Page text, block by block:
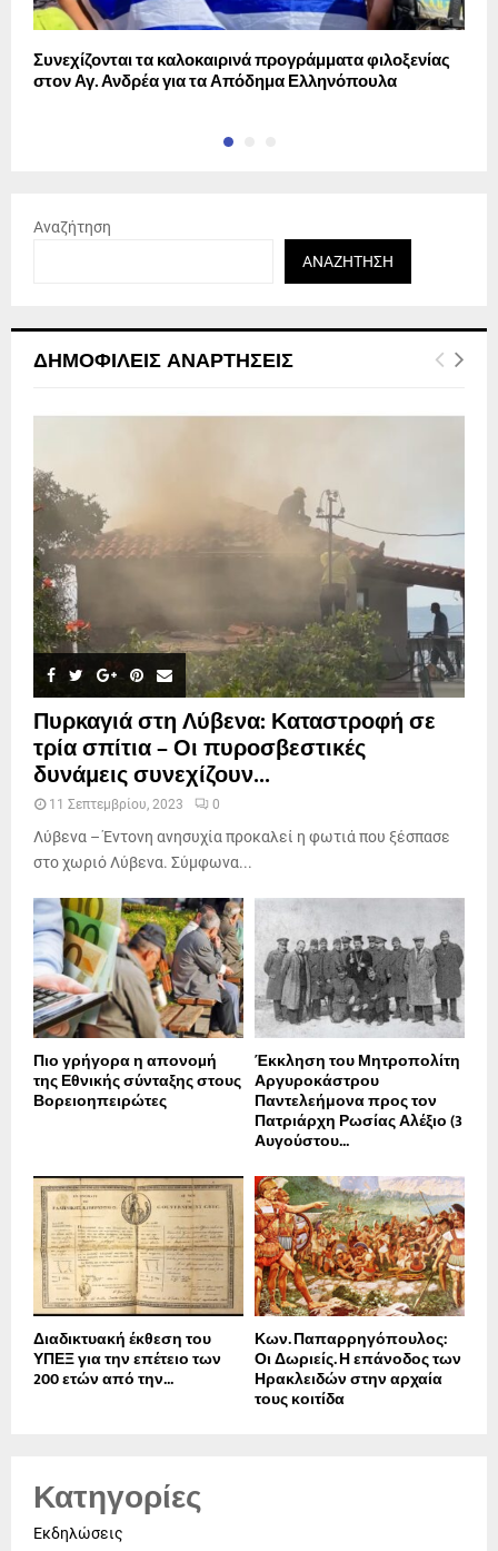
Συνεχίζονται τα καλοκαιρινά προγράμματα φιλοξενίας
στον Αγ. Ανδρέα για τα Απόδημα Ελληνόπουλα
Αναζήτηση
ΑΝΑΖΉΤΗΣΗ
ΔΗΜΟΦΙΛΕΊΣ ΑΝΑΡΤΉΣΕΙΣ
Πυρκαγιά στη Λύβενα: Καταστροφή σε
τρία σπίτια – Οι πυροσβεστικές
δυνάμεις συνεχίζουν...
11 Σεπτεμβρίου, 2023 0
Λύβενα – Έντονη ανησυχία προκαλεί η φωτιά που ξέσπασε
στο χωριό Λύβενα. Σύμφωνα...
Πιο γρήγορα η απονοµή
της Εθνικής σύνταξης στους
Βορειοηπειρώτες
Έκκληση του Μητροπολίτη
Αργυροκάστρου
Παντελεήμονα προς τον
Πατριάρχη Ρωσίας Αλέξιο (3
Αυγούστου...
Διαδικτυακή έκθεση του
ΥΠΕΞ για την επέτειο των
200 ετών από την...
Κων. Παπαρρηγόπουλος:
Οι Δωριείς. Η επάνοδος των
Ηρακλειδών στην αρχαία
τους κοιτίδα
Κατηγορίες
Εκδηλώσεις